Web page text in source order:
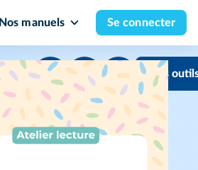
Nos manuels Se connecter
Mes